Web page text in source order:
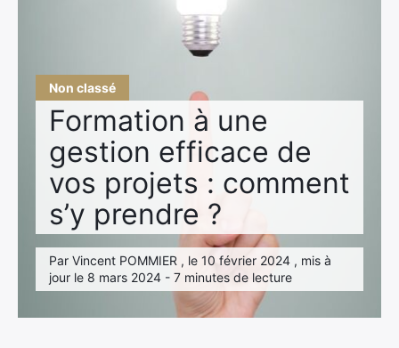
Non classé
Formation à une
gestion efficace de
vos projets : comment
s’y prendre ?
Par Vincent POMMIER , le 10 février 2024 , mis à
jour le 8 mars 2024 - 7 minutes de lecture